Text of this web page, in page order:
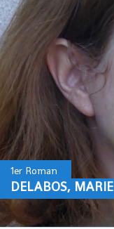
1er Roman
DELABOS, MARIE